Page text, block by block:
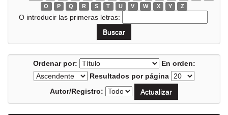
O
P Q R S T U V W X Y Z
O introducir las primeras letras:
Ordenar por:
En orden:
Resultados por página
Autor/Registro: